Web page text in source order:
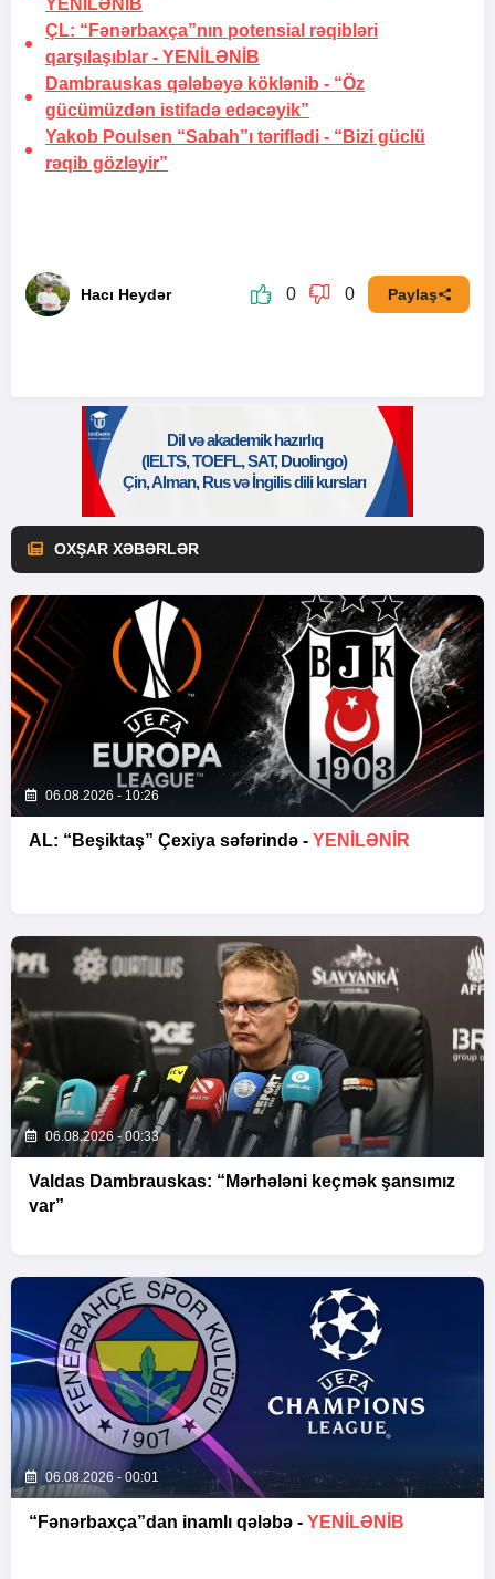
ÇL: “Fənərbaxça”nın potensial rəqibləri
qarşılaşıblar - YENİLƏNİB
Dambrauskas qələbəyə köklənib - “Öz
gücümüzdən istifadə edəcəyik”
Yakob Poulsen “Sabah”ı təriflədi - “Bizi güclü
rəqib gözləyir”
Hacı Heydər 0 0 Paylaş
OXŞAR XƏBƏRLƏR
06.08.2026 - 10:26
AL: “Beşiktaş” Çexiya səfərində - YENİLƏNİR
06.08.2026 - 00:33
Valdas Dambrauskas: “Mərhələni keçmək şansımız
var”
06.08.2026 - 00:01
“Fənərbaxça”dan inamlı qələbə - YENİLƏNİB